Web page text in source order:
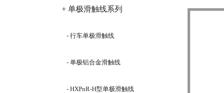
+ 单极滑触线系列
- 行车单极滑触线
- 单极铝合金滑触线
- HXPnR-H型单极滑触线